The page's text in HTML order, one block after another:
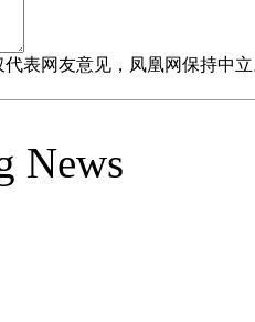
代表网友意见，凤凰网保持中
News